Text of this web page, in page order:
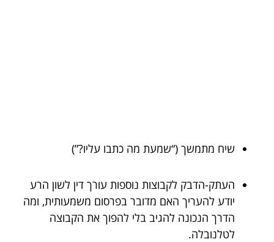
שיח מתמשך (“שמעת מה כתבו עליו?”)
העתק-הדבק לקבוצות נוספות עורך דין לשון הרע
יודע להעריך האם מדובר בפרסום משמעותית, ומה
הדרך הנכונה להגיב בלי להפוך את הקבוצה
לטלנובלה.